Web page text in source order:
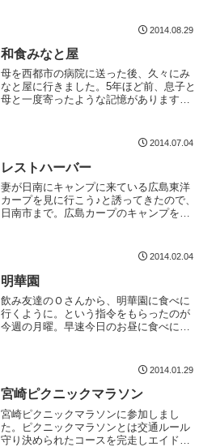
と思ってはいましたが、お昼には、ほぼ
2014.08.29
和食みなと屋
母を西都市の病院に送った後、久々にみ
なと屋に行きました。5年ほど前、息子と
母と一度寄ったような記憶があります。
昼だけでなく夜もやっていてアルコール
2014.07.04
レストハーバー
妻が日南にキャンプに来ている広島東洋
カープを見に行こう♪と誘ってきたので、
日南市まで。広島カープのキャンプを見
がら発見できませんでしたが、背番号9番
2014.02.04
明華園
飲み友達のＯさんから、明華園に食べに
行くように。という指令をもらったのが
今週の月曜。早速今日のお昼に食べに行
華園の場所をチェックすると、ちょう
2014.01.29
宮崎ピクニックマラソン
宮崎ピクニックマラソンに参加しまし
た。ピクニックマラソンとは交通ルール
守り決められたコースを完走しエイドス